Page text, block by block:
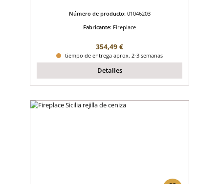
Número de producto: 01046203
Fabricante: Fireplace
Precio normal:
354,49 €
tiempo de entrega aprox. 2-3 semanas
Detalles